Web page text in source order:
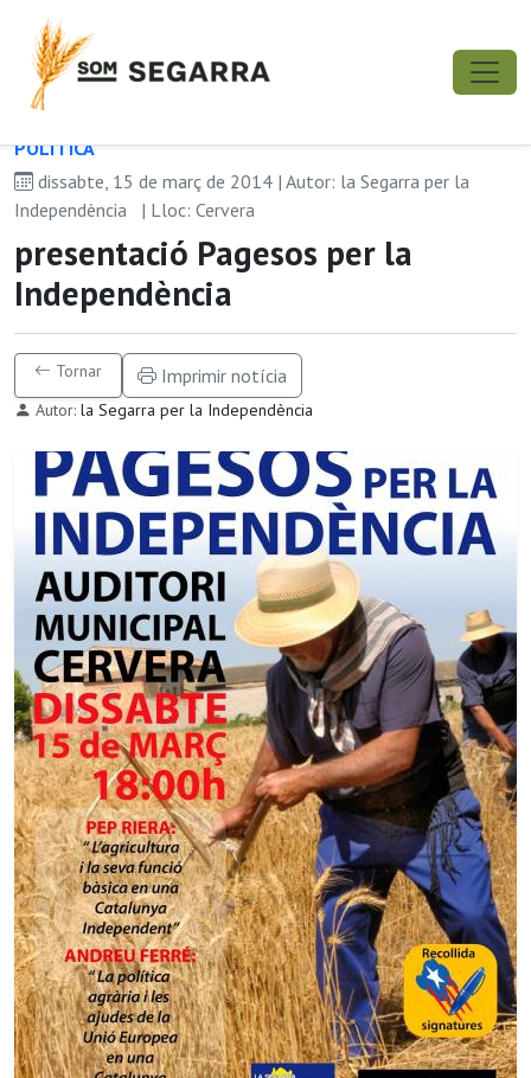
POLÍ­TICA
dissabte, 15 de març de 2014 | Autor: la Segarra per la
Independència
| Lloc: Cervera
presentació Pagesos per la
Independència
Tornar Imprimir notícia
Autor: la Segarra per la Independència